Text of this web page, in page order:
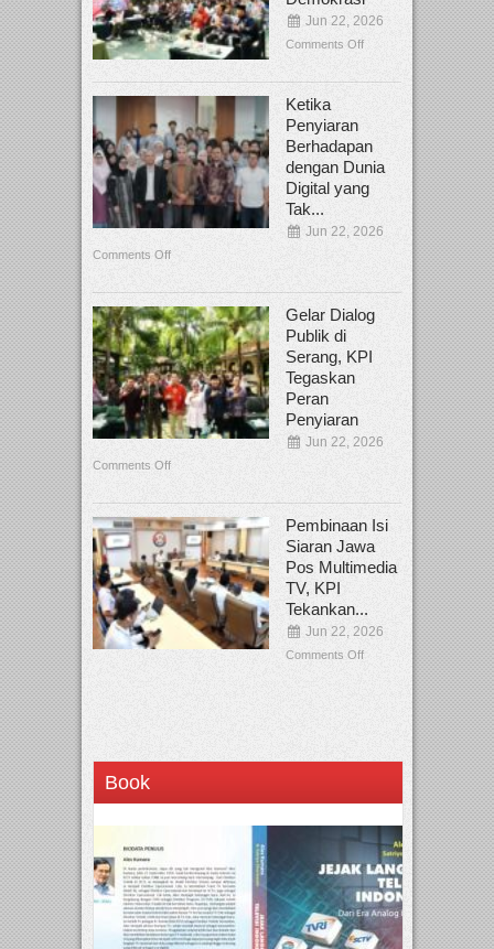
Jun 22, 2026
Comments Off
Ketika
Penyiaran
Berhadapan
dengan Dunia
Digital yang
Tak...
Jun 22, 2026
Comments Off
Gelar Dialog
Publik di
Serang, KPI
Tegaskan
Peran
Penyiaran
Jun 22, 2026
Comments Off
Pembinaan Isi
Siaran Jawa
Pos Multimedia
TV, KPI
Tekankan...
Jun 22, 2026
Comments Off
Book